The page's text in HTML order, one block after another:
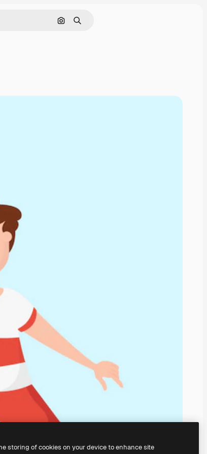
Cerca per immagine
Ricerca
storing of cookies on your device to enhance site